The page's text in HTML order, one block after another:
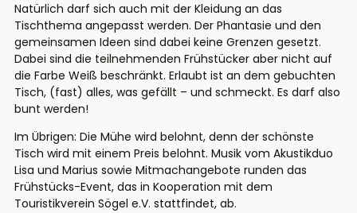
Natürlich darf sich auch mit der Kleidung an das
Tischthema angepasst werden. Der Phantasie und den
gemeinsamen Ideen sind dabei keine Grenzen gesetzt.
Dabei sind die teilnehmenden Frühstücker aber nicht auf
die Farbe Weiß beschränkt. Erlaubt ist an dem gebuchten
Tisch, (fast) alles, was gefällt – und schmeckt. Es darf also
bunt werden!
Im Übrigen: Die Mühe wird belohnt, denn der schönste
Tisch wird mit einem Preis belohnt. Musik vom Akustikduo
Lisa und Marius sowie Mitmachangebote runden das
Frühstücks-Event, das in Kooperation mit dem
Touristikverein Sögel e.V. stattfindet, ab.